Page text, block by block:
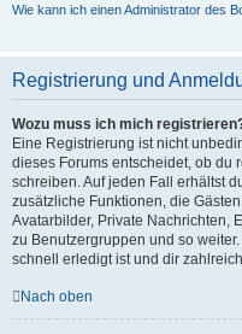
Wie kann ich einen Administrator des
Registrierung und
Wozu muss ich mich
Eine Registrierung ist nicht
dieses Forums entscheidet, ob du
schreiben. Auf jeden Fall erhältst
zusätzliche Funktionen, die
Avatarbilder, Private Nachrichten,
zu Benutzergruppen und so
schnell erledigt ist und dir
Nach oben